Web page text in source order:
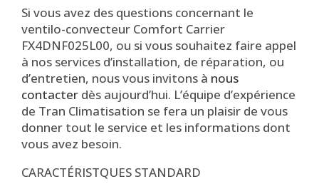
Si vous avez des questions concernant le
ventilo-convecteur Comfort Carrier
FX4DNF025L00, ou si vous souhaitez faire appel
à nos services d’installation, de réparation, ou
d’entretien, nous vous invitons à nous
contacter dès aujourd’hui. L’équipe d’expérience
de Tran Climatisation se fera un plaisir de vous
donner tout le service et les informations dont
vous avez besoin.
CARACTÉRISTQUES STANDARD